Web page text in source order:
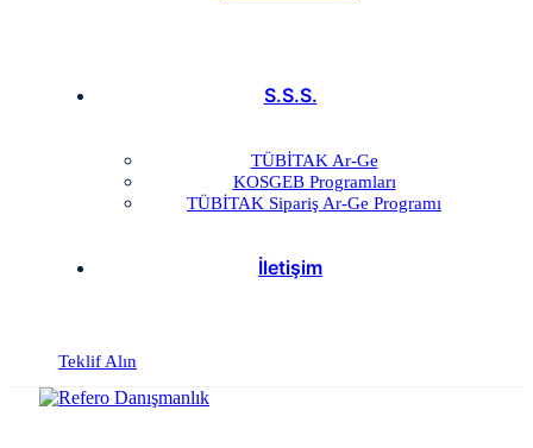
S.S.S.
TÜBİTAK Ar-Ge
KOSGEB Programları
TÜBİTAK Sipariş Ar-Ge Programı
İletişim
Teklif Alın